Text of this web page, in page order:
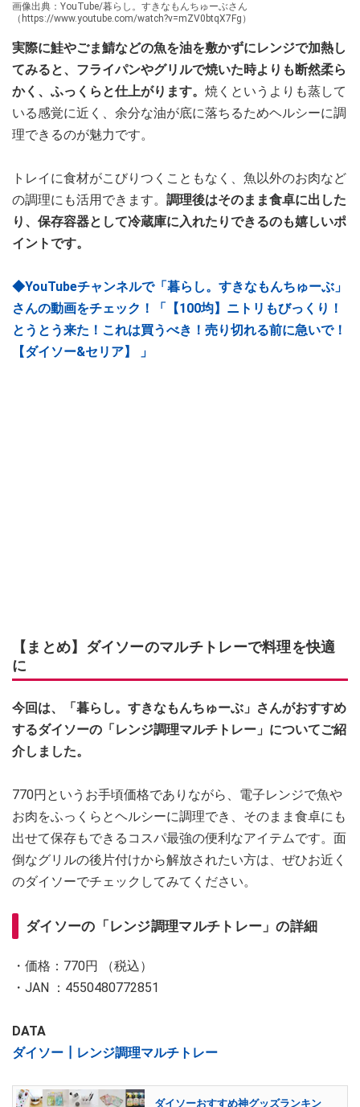
画像出典：YouTube/暮らし。すきなもんちゅーぶさん
（https://www.youtube.com/watch?v=mZV0btqX7Fg）
実際に鮭やごま鯖などの魚を油を敷かずにレンジで加熱し
てみると、フライパンやグリルで焼いた時よりも断然柔ら
かく、ふっくらと仕上がります。 焼くというよりも蒸して
いる感覚に近く、余分な油が底に落ちるためヘルシーに調
理できるのが魅力です。
トレイに食材がこびりつくこともなく、魚以外のお肉など
の調理にも活用できます。 調理後はそのまま食卓に出した
り、保存容器として冷蔵庫に入れたりできるのも嬉しいポ
イントです。
◆YouTubeチャンネルで「暮らし。すきなもんちゅーぶ」
さんの動画をチェック！「【100均】ニトリもびっくり！
とうとう来た！これは買うべき！売り切れる前に急いで！
【ダイソー&セリア】 」
【まとめ】ダイソーのマルチトレーで料理を快適
に
今回は、「暮らし。すきなもんちゅーぶ」さんがおすすめ
するダイソーの「レンジ調理マルチトレー」についてご紹
介しました。
770円というお手頃価格でありながら、電子レンジで魚や
お肉をふっくらとヘルシーに調理でき、そのまま食卓にも
出せて保存もできるコスパ最強の便利なアイテムです。面
倒なグリルの後片付けから解放されたい方は、ぜひお近く
のダイソーでチェックしてみてください。
ダイソーの「レンジ調理マルチトレー」の詳細
・価格：770円 （税込）
・JAN ：4550480772851
DATA
ダイソー┃レンジ調理マルチトレー
ダイソーおすすめ神グッズランキン